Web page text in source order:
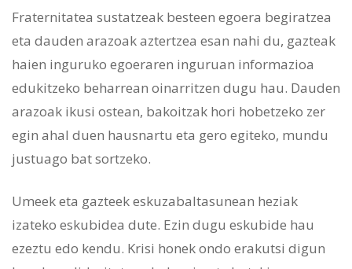
Fraternitatea sustatzeak besteen egoera begiratzea
eta dauden arazoak aztertzea esan nahi du, gazteak
haien inguruko egoeraren inguruan informazioa
edukitzeko beharrean oinarritzen dugu hau. Dauden
arazoak ikusi ostean, bakoitzak hori hobetzeko zer
egin ahal duen hausnartu eta gero egiteko, mundu
justuago bat sortzeko.
Umeek eta gazteek eskuzabaltasunean heziak
izateko eskubidea dute. Ezin dugu eskubide hau
ezeztu edo kendu. Krisi honek ondo erakutsi digun